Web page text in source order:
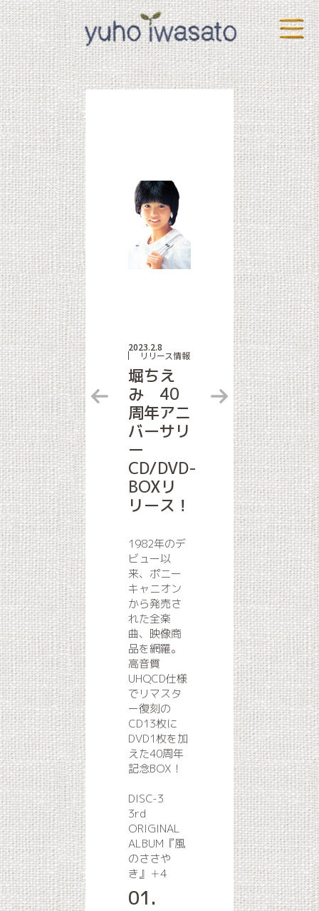
2023.2.8
リリース情報
堀ちえ
み 40
周年アニ
バーサリ
ー
CD/DVD-
BOXリ
リース！
1982年のデ
ビュー以
来、ポニー
キャニオン
から発売さ
れた全楽
曲、映像商
品を網羅。
高音質
UHQCD仕様
でリマスタ
ー復刻の
CD13枚に
DVD1枚を加
えた40周年
記念BOX！
DISC-3
3rd
ORIGINAL
ALBUM『風
のささや
き』＋4
01.